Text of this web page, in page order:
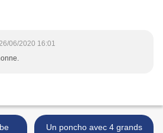
06/2020 16:01
Un poncho avec 4 grands